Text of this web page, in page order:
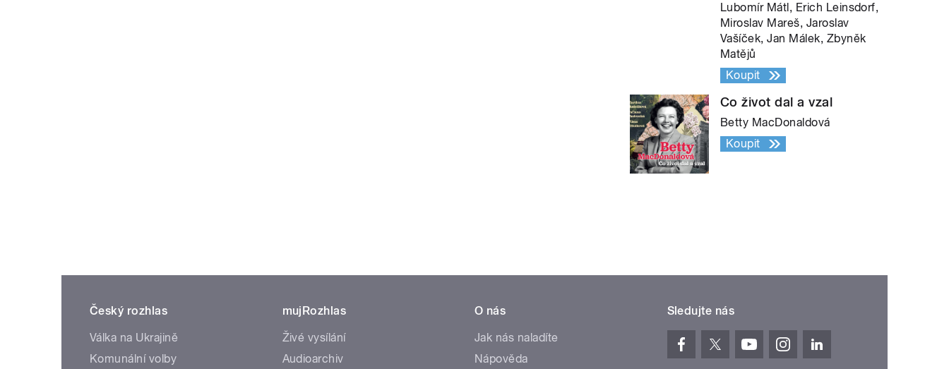
Lubomír Mátl, Erich Leinsdorf,
Miroslav Mareš, Jaroslav
Vašíček, Jan Málek, Zbyněk
Matějů
Koupit
Co život dal a vzal
Betty MacDonaldová
Koupit
Český rozhlas
Válka na Ukrajině
Komunální volby
mujRozhlas
Živé vysílání
Audioarchiv
O nás
Jak nás naladíte
Nápověda
Sledujte nás